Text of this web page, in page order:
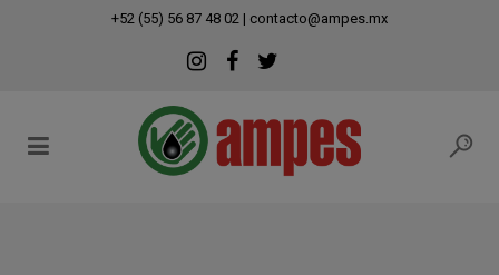
+52 (55) 56 87 48 02 | contacto@ampes.mx
modal-check